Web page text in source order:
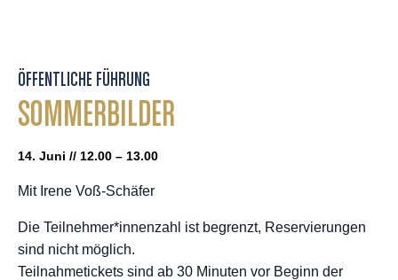
ÖFFENTLICHE FÜHRUNG
SOMMERBILDER
14. Juni // 12.00 – 13.00
Mit Irene Voß-Schäfer
Die Teilnehmer*innenzahl ist begrenzt, Reservierungen
sind nicht möglich.
Teilnahmetickets sind ab 30 Minuten vor Beginn der